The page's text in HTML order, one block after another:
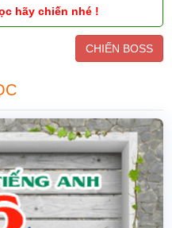
hãy chiến nhé !
CHIẾN BOSS